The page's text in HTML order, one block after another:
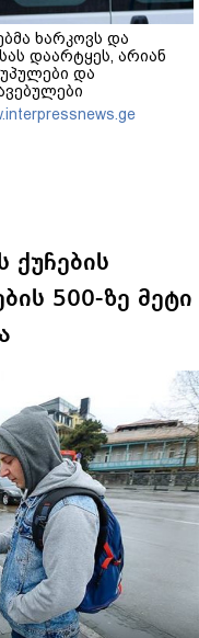
ხარკოვს და
დაარტყეს, არიან
და
ქუჩების
500-ზე მეტი